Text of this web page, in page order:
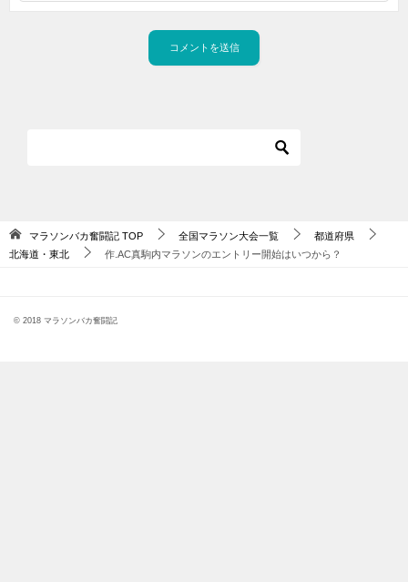
マラソンバカ奮闘記 TOP 全国マラソン大会一覧
都道府県
北海道・東北
作.AC真駒内マラソンのエントリー開始はいつから？
© 2018 マラソンバカ奮闘記